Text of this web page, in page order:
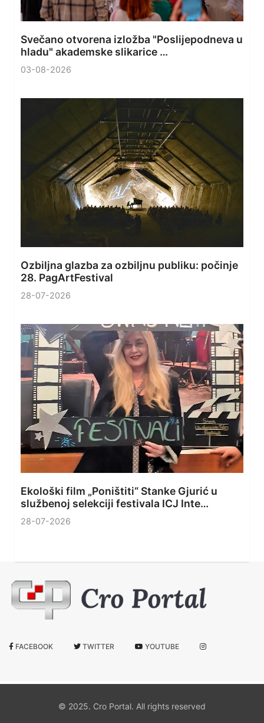
Svečano otvorena izložba "Poslijepodneva u
hladu" akademske slikarice …
03-08-2026
Ozbiljna glazba za ozbiljnu publiku: počinje
28. PagArtFestival
28-07-2026
Ekološki film „Poništiti“ Stanke Gjurić u
službenoj selekciji festivala ICJ Inte…
28-07-2026
FACEBOOK TWITTER YOUTUBE
© 2025. Cro Portal. All rights reserved